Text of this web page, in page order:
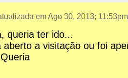
emAgo 30, 2013; 11:53pm
queria ter ido...
aberto a visitação ou foi